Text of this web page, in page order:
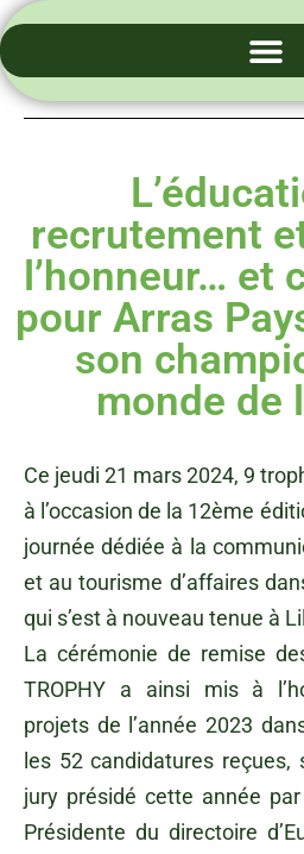
Lauréat
recrutement
l’honneur… et
pour Arras
son
monde de
Ce jeudi 21 mars 2024, 9
à l’occasion de la 12ème
journée dédiée à la
et au tourisme d’affaires
qui s’est à nouveau tenue à
La cérémonie de remise
TROPHY a ainsi mis à
projets de l’année 2023
les 52 candidatures
jury présidé cette année par
Présidente du directoire